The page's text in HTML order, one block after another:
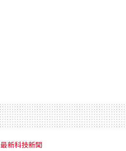
最新科技新聞